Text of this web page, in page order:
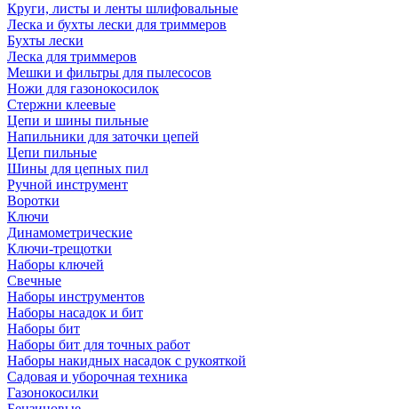
Круги, листы и ленты шлифовальные
Леска и бухты лески для триммеров
Бухты лески
Леска для триммеров
Мешки и фильтры для пылесосов
Ножи для газонокосилок
Стержни клеевые
Цепи и шины пильные
Напильники для заточки цепей
Цепи пильные
Шины для цепных пил
Ручной инструмент
Воротки
Ключи
Динамометрические
Ключи-трещотки
Наборы ключей
Свечные
Наборы инструментов
Наборы насадок и бит
Наборы бит
Наборы бит для точных работ
Наборы накидных насадок с рукояткой
Садовая и уборочная техника
Газонокосилки